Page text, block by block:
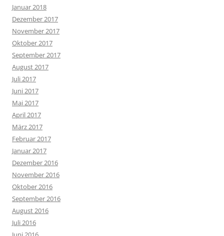
Januar 2018
Dezember 2017
November 2017
Oktober 2017
September 2017
August 2017
Juli 2017
Juni 2017
Mai 2017
April 2017
März 2017
Februar 2017
Januar 2017
Dezember 2016
November 2016
Oktober 2016
September 2016
August 2016
Juli 2016